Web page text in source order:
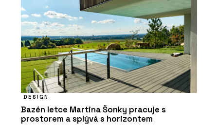
DESIGN
Bazén letce Martina Šonky pracuje s
prostorem a splývá s horizontem